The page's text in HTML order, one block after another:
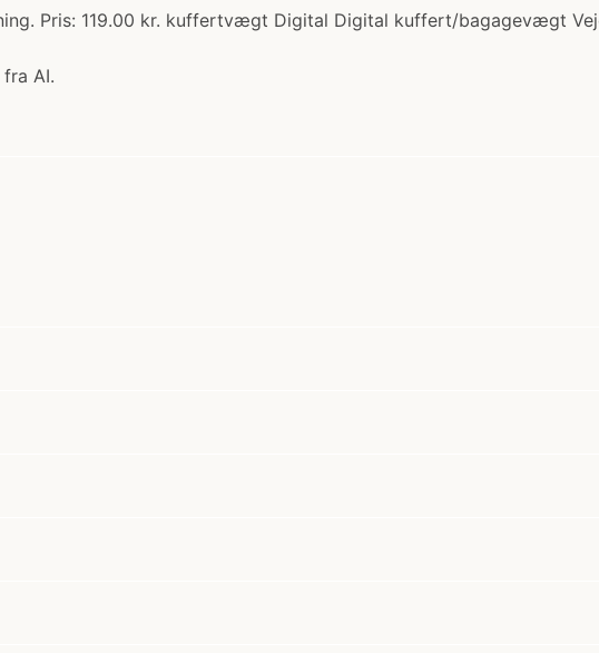
Pris: 119.00 kr. kuffertvægt Digital Digital kuffert/bagagevægt
AI.